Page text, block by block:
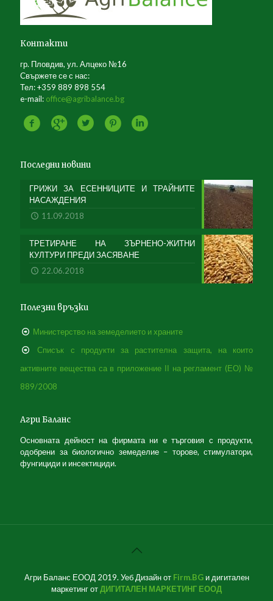
Контакти
гр. Пловдив, ул. Алцеко №16
Свържете се с нас:
Тел: +359 889 898 554
e-mail: office@agribalance.bg
Последни новини
ГРИЖИ ЗА ЕСЕННИЦИТЕ И ТРАЙНИТЕ
НАСАЖДЕНИЯ
11.09.2018
ТРЕТИРАНЕ НА ЗЪРНЕНО-ЖИТНИ
КУЛТУРИ ПРЕДИ ЗАСЯВАНЕ
22.06.2018
Полезни връзки
Министерство на земеделието и храните
Списък с продукти за растителна защита, на които
активните вещeства са в приложение ІІ на регламент (ЕО) №
889/2008
Агри Баланс
Основната дейност на фирмата ни е търговия с продукти,
одобрени за биологично земеделие – торове, стимулатори,
фунгициди и инсектициди.
Агри Баланс ЕООД 2019. Уеб Дизайн от Firm.BGи дигитален
маркетинг отДИГИТАЛЕН МАРКЕТИНГ ЕООД